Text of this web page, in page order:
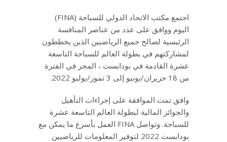
اجتمع مكتب الاتحاد الدولي للسباحة (FINA)
اليوم ووافق على عدد من عناصر المنافسة
الرئيسية لصالح جميع الرياضيين الذين يخططون
لمشاركتهم في بطولة العالم للسباحة التاسعة
عشرة القادمة في بودابست ، المجر في الفترة
من 18 حزيران/يونيو إلى 3 تموز/يوليو 2022.
وافق تمت الموافقة على إجراءات التأهيل
والجوائز المالية لبطولة العالم التاسعة عشرة
للسباحة. وتواصل FINA العمل بأسرع ما يمكن مع
بودابست 2022 لتوفير المعلومات للرياضيين